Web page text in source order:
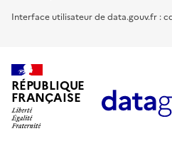
Interface utilisateur de data.gouv.fr :
RÉPUBLIQUE
FRANÇAISE